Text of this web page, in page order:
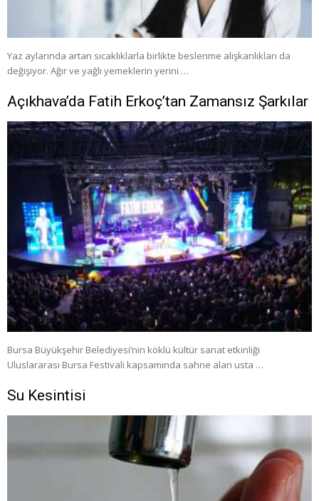
Yaz aylarında artan sıcaklıklarla birlikte beslenme alışkanlıkları da
değişiyor. Ağır ve yağlı yemeklerin yerini …
Açıkhava’da Fatih Erkoç’tan Zamansız Şarkılar
Bursa Büyükşehir Belediyesi’nin köklü kültür sanat etkinliği
Uluslararası Bursa Festivali kapsamında sahne alan usta …
Su Kesintisi